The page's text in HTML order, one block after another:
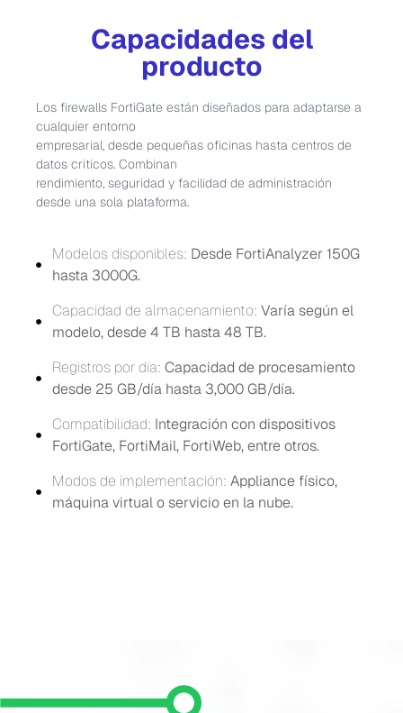
Capacidades del
producto
Los firewalls FortiGate están diseñados para adaptarse a
cualquier entorno
empresarial, desde pequeñas oficinas hasta centros de
datos críticos. Combinan
rendimiento, seguridad y facilidad de administración
desde una sola plataforma.
Modelos disponibles: Desde FortiAnalyzer 150G
hasta 3000G.
Capacidad de almacenamiento: Varía según el
modelo, desde 4 TB hasta 48 TB.
Registros por día: Capacidad de procesamiento
desde 25 GB/día hasta 3,000 GB/día.
Compatibilidad: Integración con dispositivos
FortiGate, FortiMail, FortiWeb, entre otros.
Modos de implementación: Appliance físico,
máquina virtual o servicio en la nube.
FortiAnalyzer puede implementarse como dispositivo físico,